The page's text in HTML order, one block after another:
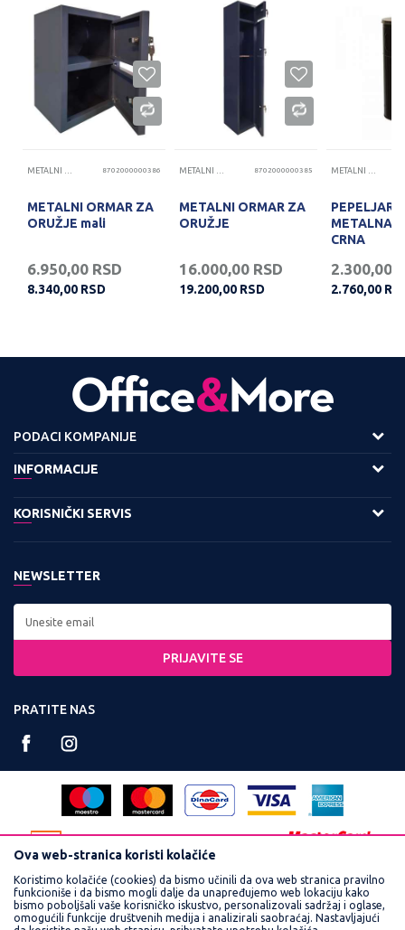
8702000000386
METALNI ORMAR ZA
ORUŽJE mali
6.950,00 RSD
8.340,00 RSD
8702000000385
METALNI ORMAR ZA
ORUŽJE
16.000,00 RSD
19.200,00 RSD
PEPELJARA
METALNA
CRNA
2.300,00
2.760,00
PODACI KOMPANIJE
Adresa :
11158 Beograd
Tel: 0800 220022, 011 3460600
Radno vreme:
Ponedeljak - Petak od
160-359251-90
PIB:
102748300
Matični broj:
17462989
INFORMACIJE
O nama
Zaposlenje
Najčešća pitanja
KORISNIČKI SERVIS
Politika privatnosti
Kako kupiti
Isporuka
Povraćaj sredstava
Zamena veličine i zamena artikla za drugi
NEWSLETTER
PRIJAVITE SE
PRATITE NAS
Ova web-stranica koristi kolačiće
Koristimo kolačiće (cookies) da bismo učinili da ova web stranica pravilno
funkcioniše i da bismo mogli dalje da unapređujemo web lokaciju kako
bismo poboljšali vaše korisničko iskustvo, personalizovali sadržaj i oglase,
omogućili funkcije društvenih medija i analizirali saobraćaj. Nastavljajući